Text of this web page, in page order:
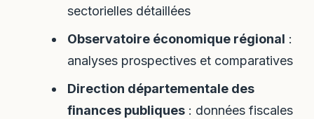
sectorielles détaillées
Observatoire économique régional :
analyses prospectives et comparatives
Direction départementale des
finances publiques: données fiscales